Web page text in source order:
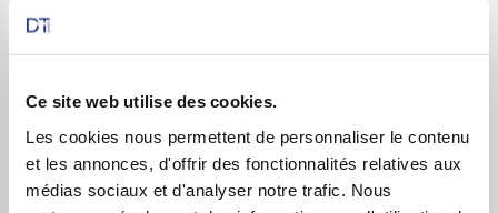
Ce site web utilise des cookies.
Les cookies nous permettent de personnaliser le contenu
et les annonces, d'offrir des fonctionnalités relatives aux
médias sociaux et d'analyser notre trafic. Nous
Etats-Unis. A titre d’exemple, DVB, avant d’être cotée
sur le Nasdaq, pouvait s’échanger à 25 euros l’action à
Paris. L’action, une fois cotée à New York, est montée